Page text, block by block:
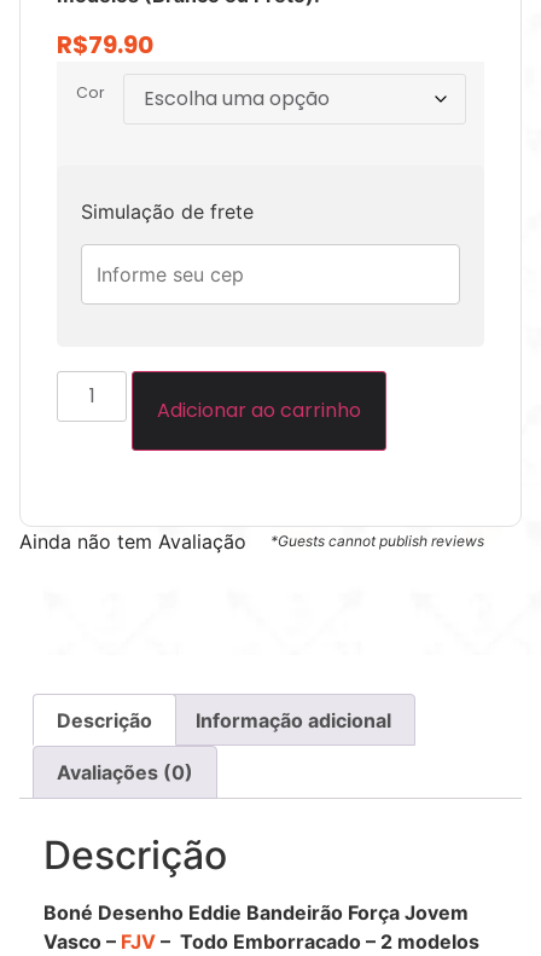
R$79.90
Cor
Simulação de frete
Adicionar ao carrinho
Ainda não tem Avaliação *Guests cannot publish reviews
Descrição Informação adicional
Avaliações (0)
Descrição
Boné Desenho Eddie Bandeirão Força Jovem
Vasco – FJV – Todo Emborracado – 2 modelos